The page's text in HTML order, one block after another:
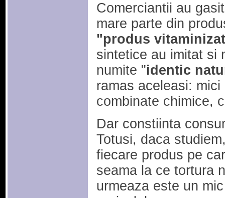
Comerciantii au
mare parte din
"produs
sintetice au imitat si
numite "identic
ramas aceleasi:
combinate chimice,
Dar constiinta
Totusi, daca
fiecare produs pe
seama la ce tortura
urmeaza este un